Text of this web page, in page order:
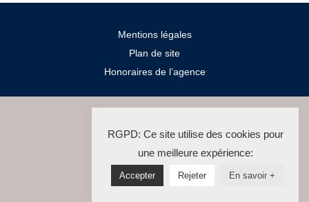
Mentions légales
Plan de site
Honoraires de l’agence
La Solution Immo
RGPD: Ce site utilise des cookies pour
une meilleure expérience:
Accepter Rejeter En savoir +